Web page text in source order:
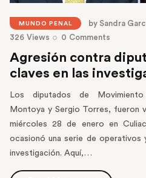
MUNDO PENAL bySandra
326 Views 0 Comments
Agresión contra
claves en las
Los diputados de
Montoya y Sergio Torres, fueron
miércoles 28 de enero en
ocasionó una serie de operativos
investigación. Aquí,…